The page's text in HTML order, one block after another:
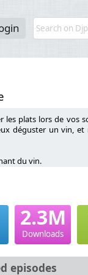
plats lors de vos
déguster un vin,
du vin.
la pédagogie du vin),
and Spirit
et sa passion
vin, obtenir une
2.3M
Downloads
episodes